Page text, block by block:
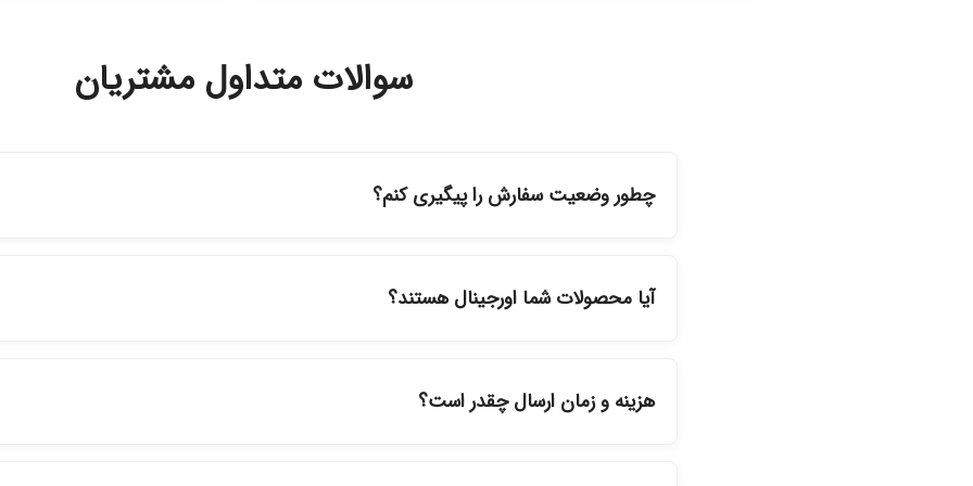
سوالات متداول مشتریان
چطور وضعیت سفارش را پیگیری کنم؟
آیا محصولات شما اورجینال هستند؟
هزینه و زمان ارسال چقدر است؟